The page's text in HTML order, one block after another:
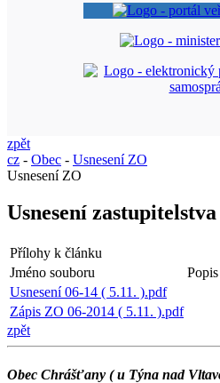
zpět
cz - Obec - Usnesení ZO
Usnesení ZO
Usnesení
Přílohy k článku
Jméno souboru
Popis
Usnesení 06-14 ( 5.11. ).pdf
Zápis ZO 06-2014 ( 5.11. ).pdf
zpět
Obec Chrášťany ( u Týna nad